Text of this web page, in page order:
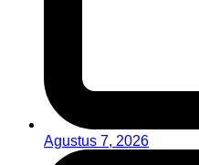
Agustus 7, 2026